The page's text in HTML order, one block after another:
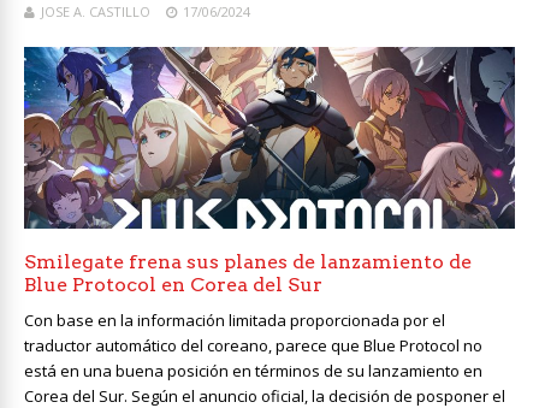
JOSE A. CASTILLO 17/06/2024
Smilegate frena sus planes de lanzamiento de
Blue Protocol en Corea del Sur
Con base en la información limitada proporcionada por el
traductor automático del coreano, parece que Blue Protocol no
está en una buena posición en términos de su lanzamiento en
Corea del Sur. Según el anuncio oficial, la decisión de posponer el